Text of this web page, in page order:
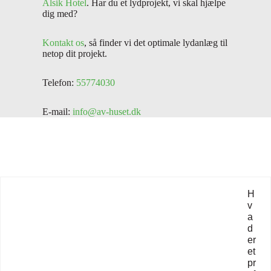
Alsik Hotel . Har du et lydprojekt, vi skal hjælpe
dig med?
Kontakt os, så finder vi det optimale lydanlæg til
netop dit projekt.
Telefon: 55774030
E-mail: info@av-huset.dk
H
v
a
d
er
et
pr